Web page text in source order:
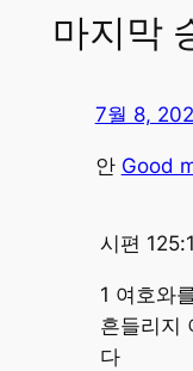
마지막
7월 8,
안 Good
시편
1 여호와
흔들리지
다